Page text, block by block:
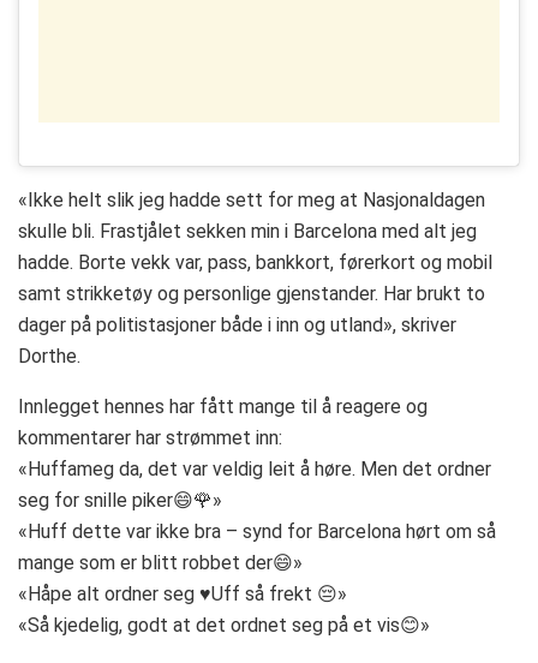
«Ikke helt slik jeg hadde sett for meg at Nasjonaldagen
skulle bli. Frastjålet sekken min i Barcelona med alt jeg
hadde. Borte vekk var, pass, bankkort, førerkort og mobil
samt strikketøy og personlige gjenstander. Har brukt to
dager på politistasjoner både i inn og utland», skriver
Dorthe.
Innlegget hennes har fått mange til å reagere og
kommentarer har strømmet inn:
«Huffameg da, det var veldig leit å høre. Men det ordner
seg for snille piker😄🌹»
«Huff dette var ikke bra – synd for Barcelona hørt om så
mange som er blitt robbet der😄»
«Håpe alt ordner seg ♥Uff så frekt 😔»
«Så kjedelig, godt at det ordnet seg på et vis😊»